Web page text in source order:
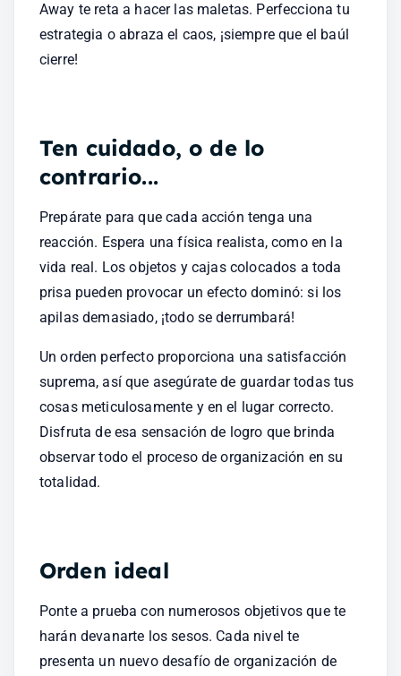
Away te reta a hacer las maletas. Perfecciona tu
estrategia o abraza el caos, ¡siempre que el baúl
cierre!
Ten cuidado, o de lo
contrario...
Prepárate para que cada acción tenga una
reacción. Espera una física realista, como en la
vida real. Los objetos y cajas colocados a toda
prisa pueden provocar un efecto dominó: si los
apilas demasiado, ¡todo se derrumbará!
Un orden perfecto proporciona una satisfacción
suprema, así que asegúrate de guardar todas tus
cosas meticulosamente y en el lugar correcto.
Disfruta de esa sensación de logro que brinda
observar todo el proceso de organización en su
totalidad.
Orden ideal
Ponte a prueba con numerosos objetivos que te
harán devanarte los sesos. Cada nivel te
presenta un nuevo desafío de organización de